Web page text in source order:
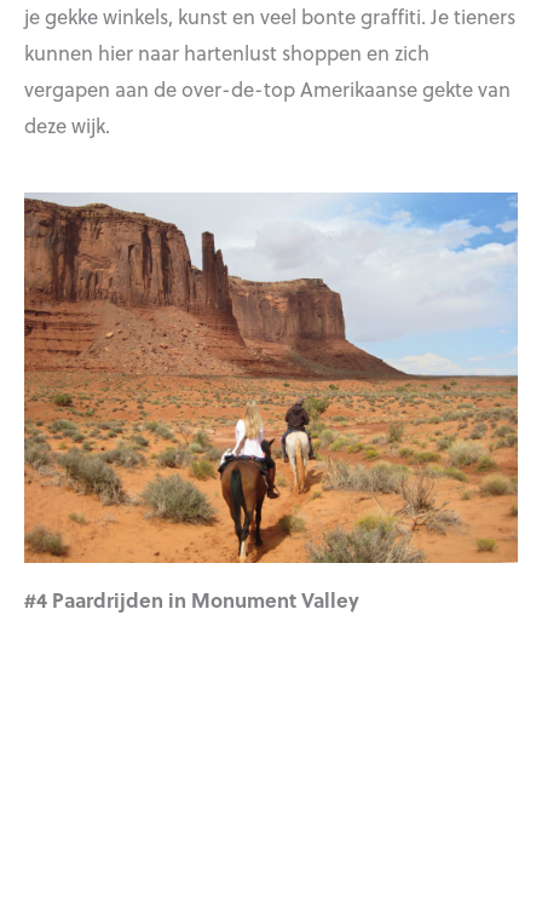
je gekke winkels, kunst en veel bonte graffiti. Je tieners
kunnen hier naar hartenlust shoppen en zich
vergapen aan de over-de-top Amerikaanse gekte van
deze wijk.
#4 Paardrijden in Monument Valley